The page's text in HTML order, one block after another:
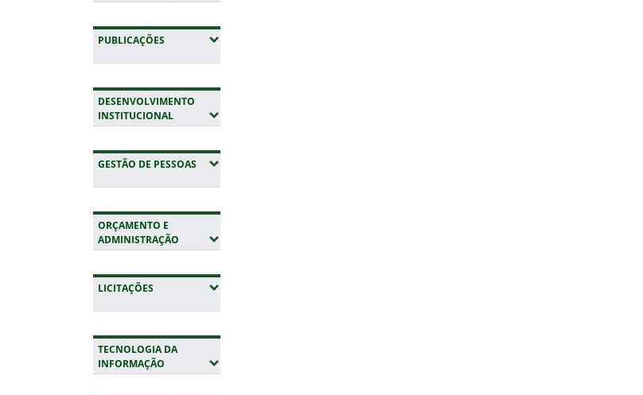
PUBLICAÇÕES (EXPANDIR SUBMENUS)
DESENVOLVIMENTO
INSTITUCIONAL(EXPANDIR SUBMENUS)
GESTÃO DE PESSOAS (EXPANDIR SUBMENUS)
ORÇAMENTO E
ADMINISTRAÇÃO (EXPANDIR SUBMENUS)
LICITAÇÕES (EXPANDIR SUBMENUS)
TECNOLOGIA DA
INFORMAÇÃO (EXPANDIR SUBMENUS)